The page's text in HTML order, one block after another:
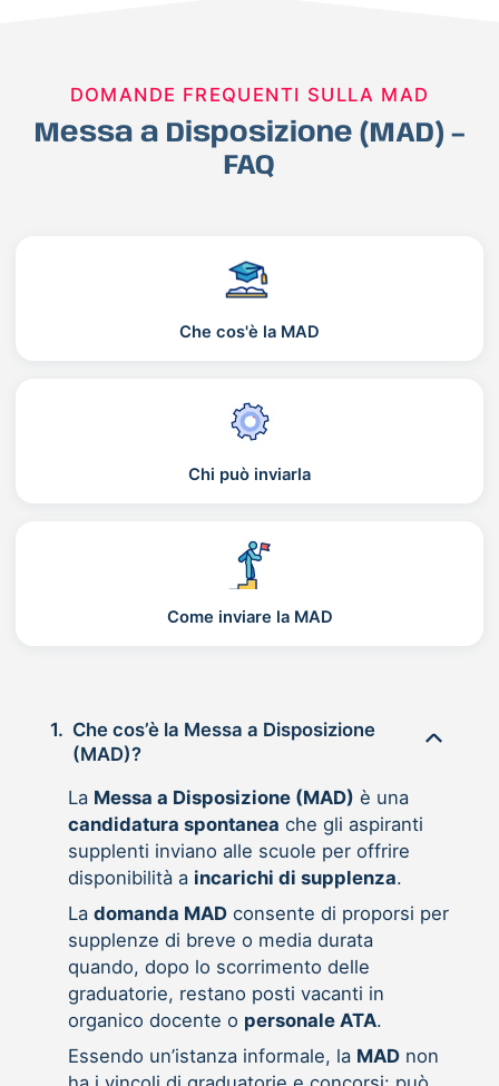
DOMANDE FREQUENTI SULLA MAD
Messa a Disposizione (MAD) –
FAQ
Che cos'è la MAD
Chi può inviarla
Come inviare la MAD
1. Che cos’è la Messa a Disposizione
(MAD)?
La Messa a Disposizione (MAD) è una
candidatura spontanea che gli aspiranti
supplenti inviano alle scuole per offrire
disponibilità a incarichi di supplenza.
La domanda MADconsente di proporsi per
supplenze di breve o media durata
quando, dopo lo scorrimento delle
graduatorie, restano posti vacanti in
organico docente o personale ATA.
Essendo un’istanza informale, la MADnon